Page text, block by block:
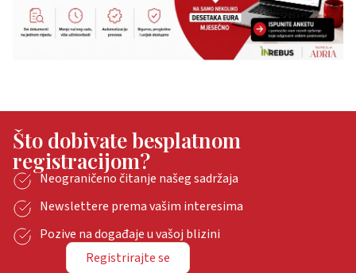
Što dobivate besplatnom
registracijom?
Neograničeno čitanje našeg sadržaja
Newslettere prema vašim interesima
Pozive na događaje u vašoj blizini
Registrirajte se